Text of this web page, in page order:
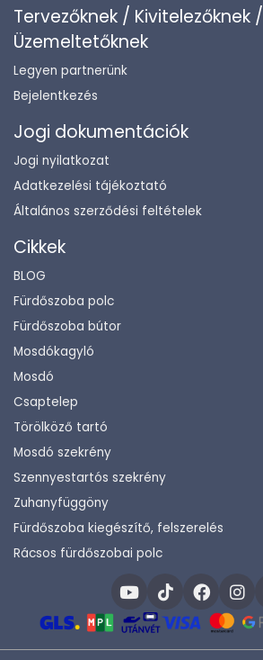
Tervezőknek / Kivitelezőknek /
Üzemeltetőknek
Legyen partnerünk
Bejelentkezés
Jogi dokumentációk
Jogi nyilatkozat
Adatkezelési tájékoztató
Általános szerződési feltételek
Cikkek
BLOG
Fürdőszoba polc
Fürdőszoba bútor
Mosdókagyló
Mosdó
Csaptelep
Törölköző tartó
Mosdó szekrény
Szennyestartós szekrény
Zuhanyfüggöny
Fürdőszoba kiegészítő, felszerelés
Rácsos fürdőszobai polc